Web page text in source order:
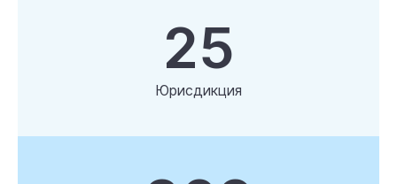
25
Юрисдикция